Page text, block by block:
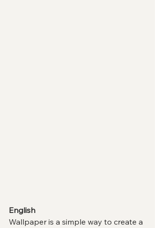
English
Wallpaper is a simple way to create a